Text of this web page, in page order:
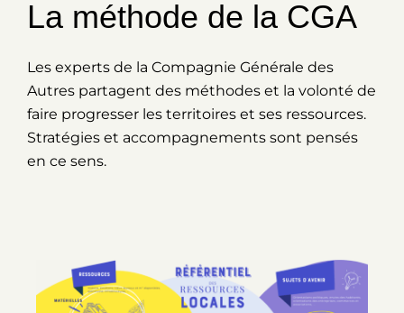
La méthode de la CGA
Les experts de la Compagnie Générale des
Autres partagent des méthodes et la volonté de
faire progresser les territoires et ses ressources.
Stratégies et accompagnements sont pensés
en ce sens.